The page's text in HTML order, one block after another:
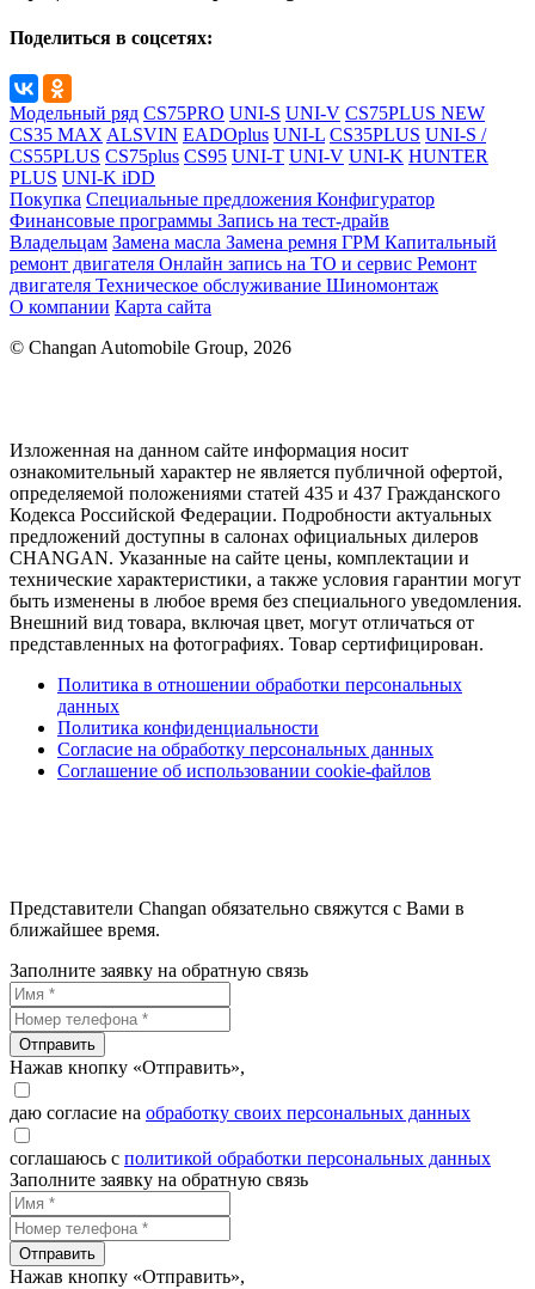
Поделиться в соцсетях:
Модельный ряд CS75PRO UNI-S UNI-V CS75PLUS NEW
CS35 MAX ALSVIN EADOplus UNI-L CS35PLUS UNI-S /
CS55PLUS CS75plus CS95 UNI-T UNI-V UNI-K HUNTER
PLUS UNI-K iDD
Покупка Специальные предложения Конфигуратор
Финансовые программы Запись на тест-драйв
Владельцам Замена масла Замена ремня ГРМ Капитальный
ремонт двигателя Онлайн запись на ТО и сервис Ремонт
двигателя Техническое обслуживание Шиномонтаж
О компании Карта сайта
© Changan Automobile Group, 2026
Изложенная на данном сайте информация носит
ознакомительный характер не является публичной офертой,
определяемой положениями статей 435 и 437 Гражданского
Кодекса Российской Федерации. Подробности актуальных
предложений доступны в салонах официальных дилеров
CHANGAN. Указанные на сайте цены, комплектации и
технические характеристики, а также условия гарантии могут
быть изменены в любое время без специального уведомления.
Внешний вид товара, включая цвет, могут отличаться от
представленных на фотографиях. Товар сертифицирован.
Политика в отношении обработки персональных
данных
Политика конфиденциальности
Согласие на обработку персональных данных
Соглашение об использовании cookie-файлов
Представители Changan обязательно свяжутся с Вами в
ближайшее время.
Заполните заявку на обратную связь
Отправить
Нажав кнопку «Отправить»,
даю согласие на обработку своих персональных данных
соглашаюсь с политикой обработки персональных данных
Заполните заявку на обратную связь
Отправить
Нажав кнопку «Отправить»,